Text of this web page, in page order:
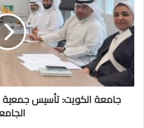
تأسيس
جمعية
تعاونية
بمدينة
صباح
السالم
الجامعية
جامعة الكويت: تأسيس جمعية